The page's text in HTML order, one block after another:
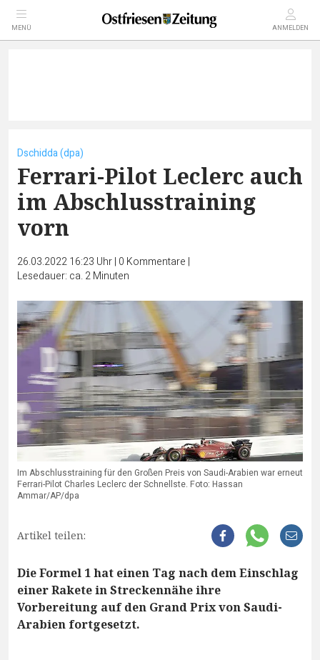
MENÜ ANMELDEN
Dschidda (dpa)
Ferrari-Pilot Leclerc auch
im Abschlusstraining
vorn
26.03.2022 16:23 Uhr| 0 Kommentare |
Lesedauer: ca. 2 Minuten
Im Abschlusstraining für den Großen Preis von Saudi-Arabien war erneut
Ferrari-Pilot Charles Leclerc der Schnellste. Foto: Hassan
Ammar/AP/dpa
Artikel teilen:
Die Formel 1 hat einen Tag nach dem Einschlag
einer Rakete in Streckennähe ihre
Vorbereitung auf den Grand Prix von Saudi-
Arabien fortgesetzt.